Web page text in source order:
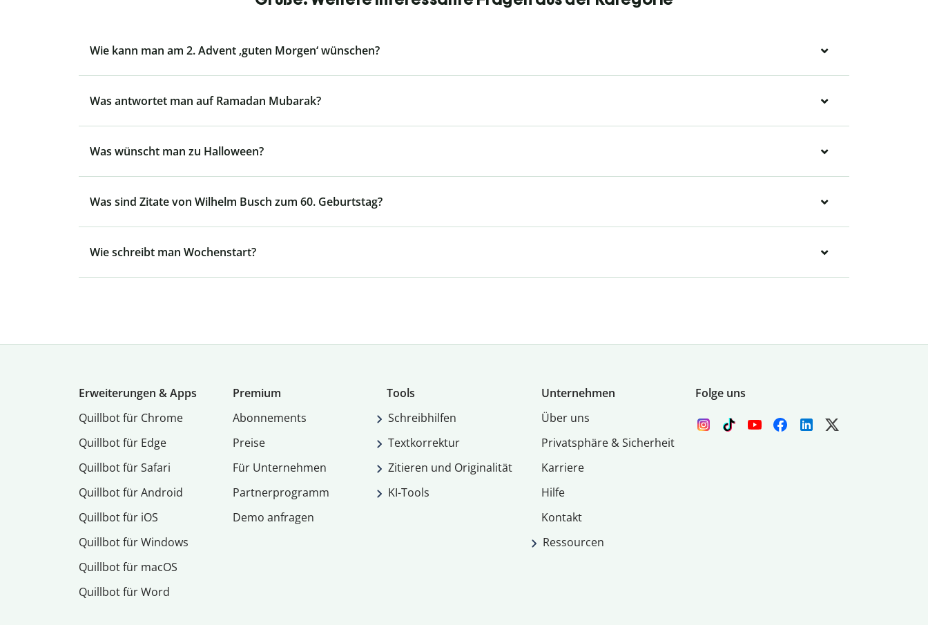
Wie kann man am 2. Advent ‚guten Morgen‘ wünschen?
Was antwortet man auf Ramadan Mubarak?
Was wünscht man zu Halloween?
Was sind Zitate von Wilhelm Busch zum 60. Geburtstag?
Wie schreibt man Wochenstart?
Erweiterungen & Apps
Quillbot für Chrome
Quillbot für Edge
Quillbot für Safari
Quillbot für Android
Quillbot für iOS
Quillbot für Windows
Quillbot für macOS
Quillbot für Word
Premium
Abon­ne­ments
Preise
Für Unternehmen
Partnerprogramm
Demo anfragen
Tools
Schreibhilfen
Textkorrektur
Zitieren und Originalität
KI-Tools
Unternehmen
Über uns
Privatsphäre & Sicherheit
Karriere
Hilfe
Kontakt
Ressourcen
Folge uns